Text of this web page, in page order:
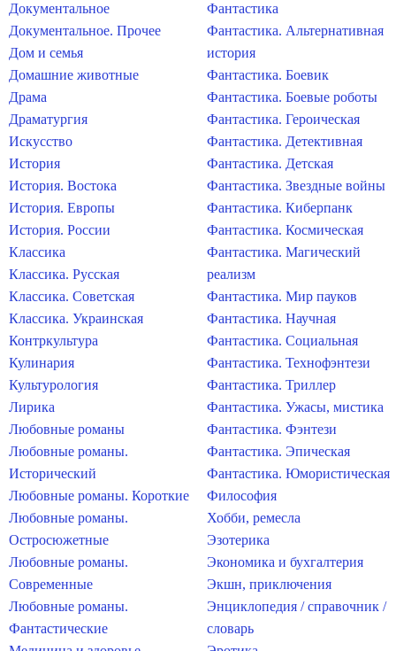
Документальное
Документальное. Прочее
Дом и семья
Домашние животные
Драма
Драматургия
Искусство
История
История. Востока
История. Европы
История. России
Классика
Классика. Русская
Классика. Советская
Классика. Украинская
Контркультура
Кулинария
Культурология
Лирика
Любовные романы
Любовные романы.
Исторический
Любовные романы. Короткие
Любовные романы.
Остросюжетные
Любовные романы.
Современные
Любовные романы.
Фантастические
Фантастика
Фантастика. Альтернативная
история
Фантастика. Боевик
Фантастика. Боевые роботы
Фантастика. Героическая
Фантастика. Детективная
Фантастика. Детская
Фантастика. Звездные войны
Фантастика. Киберпанк
Фантастика. Космическая
Фантастика. Магический
реализм
Фантастика. Мир пауков
Фантастика. Научная
Фантастика. Социальная
Фантастика. Технофэнтези
Фантастика. Триллер
Фантастика. Ужасы, мистика
Фантастика. Фэнтези
Фантастика. Эпическая
Фантастика. Юмористическая
Философия
Хобби, ремесла
Эзотерика
Экономика и бухгалтерия
Экшн, приключения
Энциклопедия / справочник /
словарь